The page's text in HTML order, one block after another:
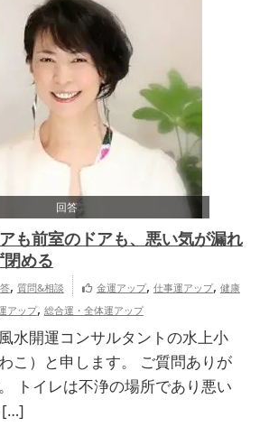
回答
も前室のドアも、悪い気が漏れ
める
, 質問&相談 金運アップ, 仕事運アップ, 健康
アップ, 総合運・全体運アップ
水開運コンサルタントの水上小
こ）と申します。 ご質問ありが
トイレは不浄の場所であり悪い
[…]